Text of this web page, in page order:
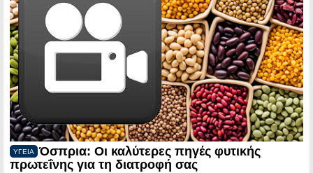
ΥΓΕΙΑ
Όσπρια: Οι καλύτερες πηγές φυτικής
πρωτεΐνης για τη διατροφή σας